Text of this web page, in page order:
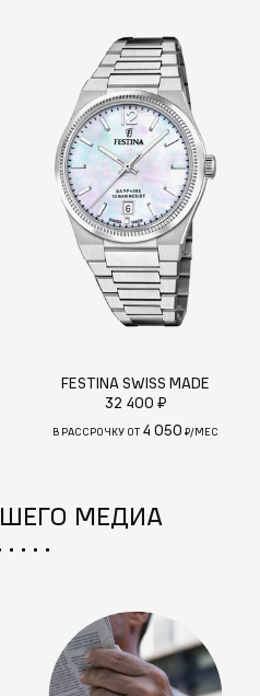
FESTINA SWISS MADE
32 400 ₽
В РАССРОЧКУ ОТ 4 050 ₽/МЕС
МЕДИА